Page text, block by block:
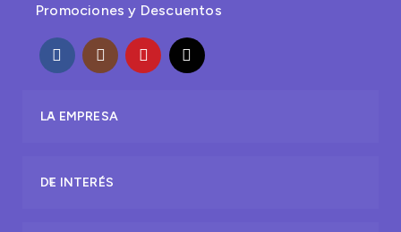
Promociones y Descuentos
LA EMPRESA
DE INTERÉS